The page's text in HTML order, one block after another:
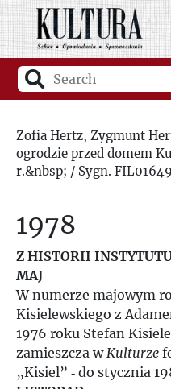
Zofia Hertz, Zygmunt
ogrodzie przed domem
r.&nbsp; / Sygn.
1978
Z HISTORII
MAJ
W numerze majowym
Kisielewskiego z
1976 roku Stefan
zamieszcza wKulturze
„Kisiel” ‑ do stycznia